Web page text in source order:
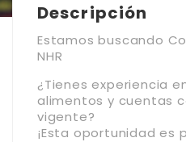
Descripción
Estamos buscando
NHR
¿Tienes experiencia
alimentos y cuentas
vigente?
¡Esta oportunidad es